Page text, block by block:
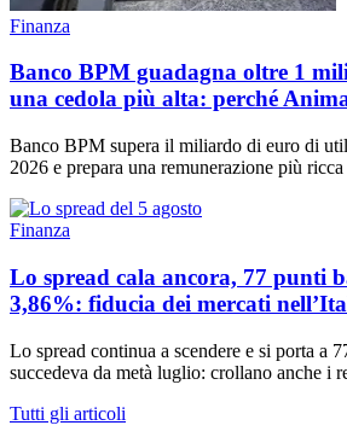
Finanza
Banco BPM guadagna oltre 1
una cedola più alta: perché
Banco BPM supera il miliardo di euro di
2026 e prepara una remunerazione più
Finanza
Lo spread cala ancora, 77 punti
3,86%: fiducia dei mercati
Lo spread continua a scendere e si porta a
succedeva da metà luglio: crollano anche i
Tutti gli articoli